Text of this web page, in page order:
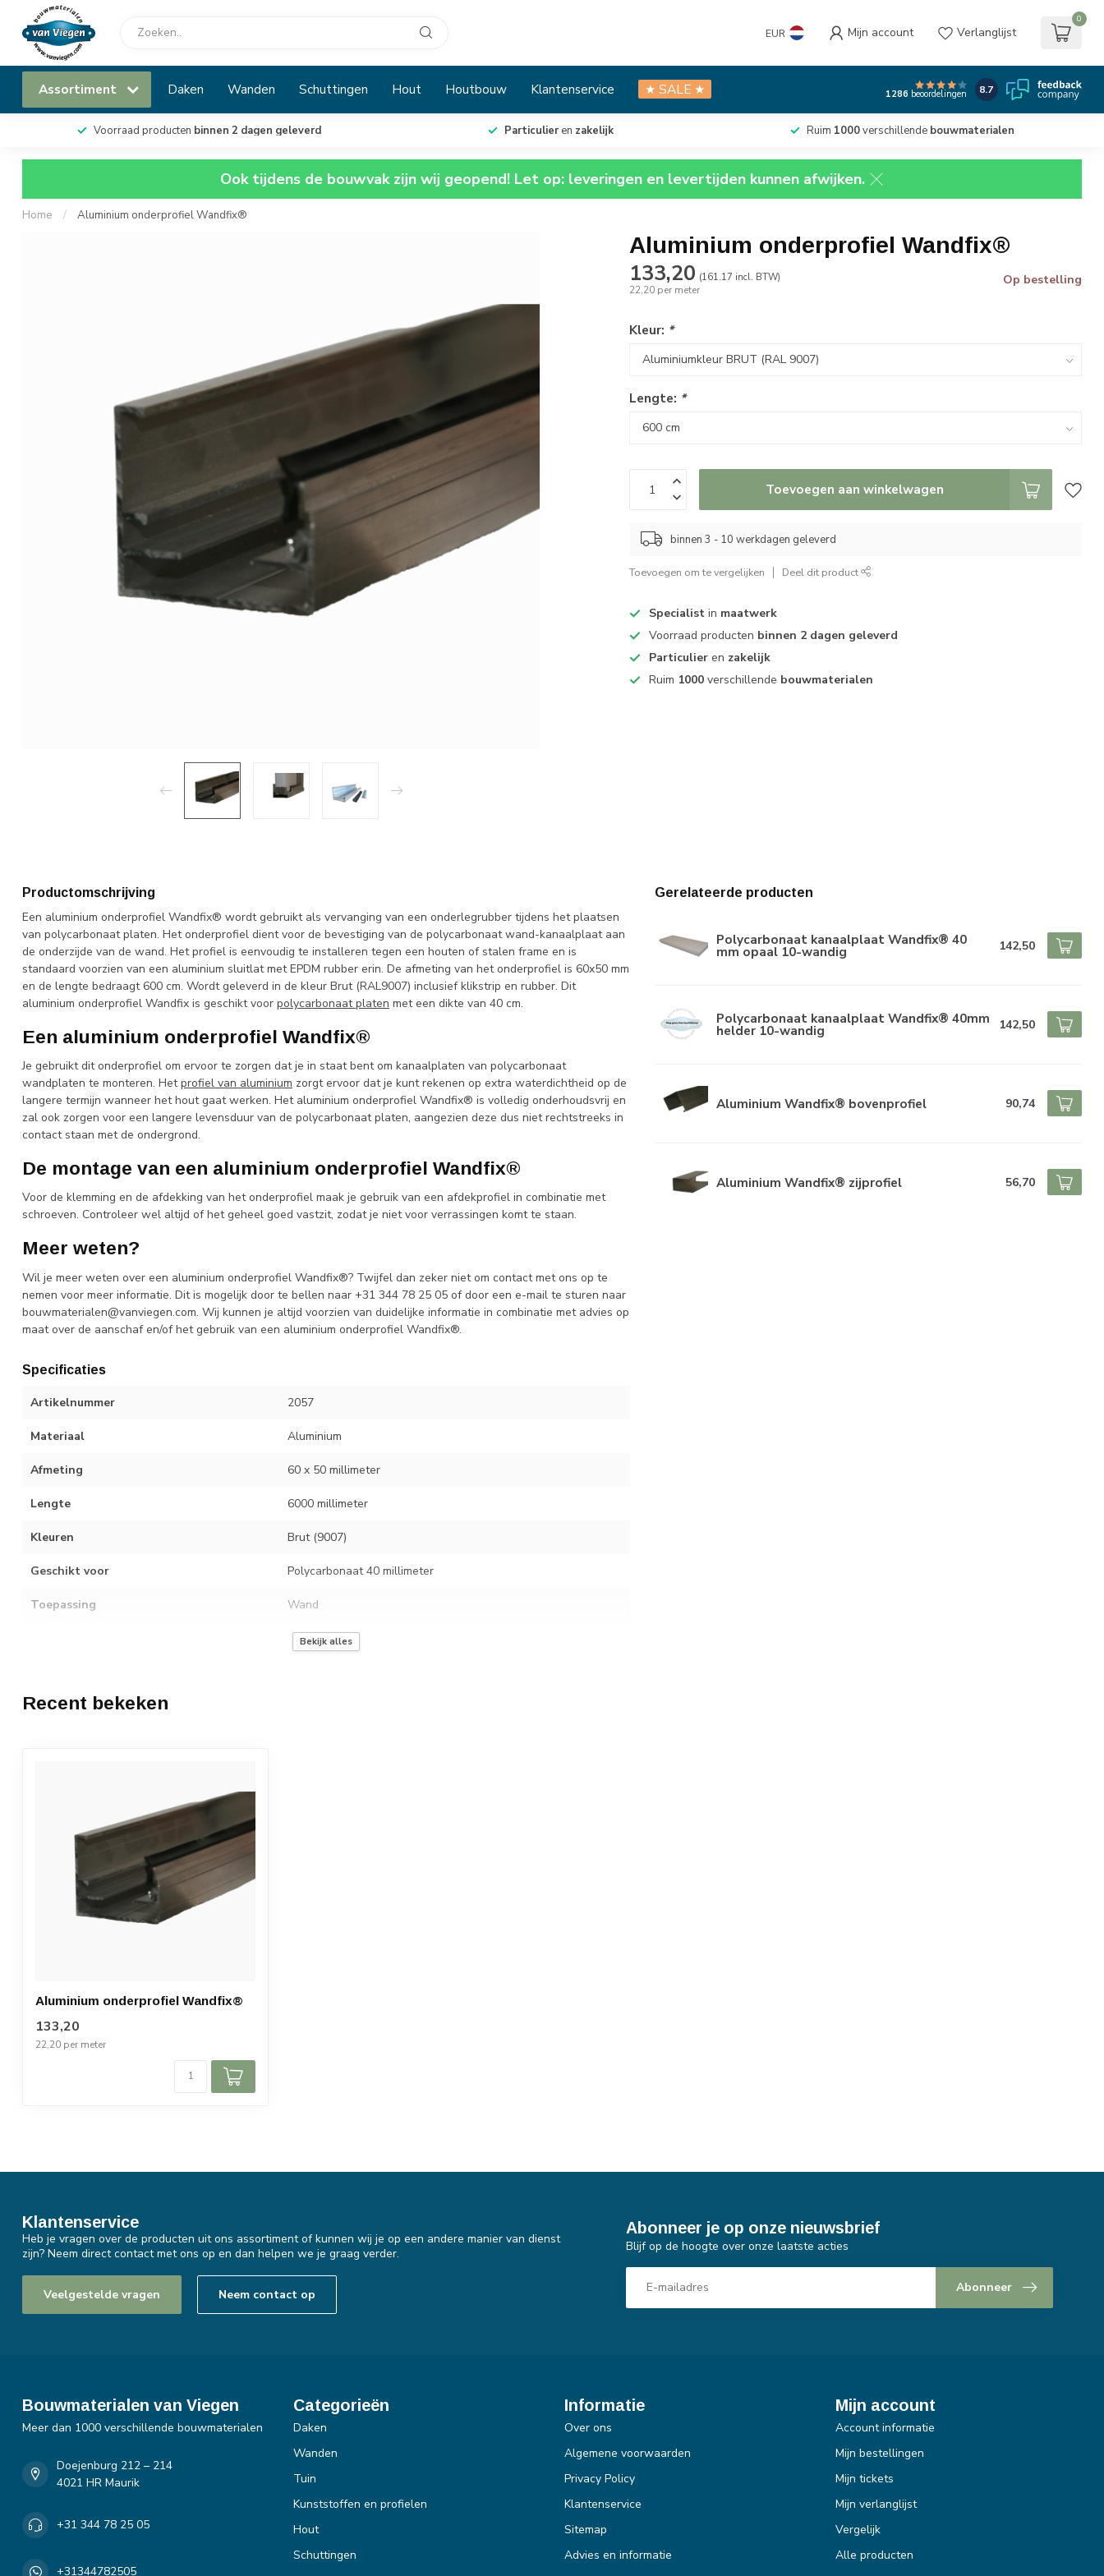
EUR Mijn account Verlanglijst
0
Assortiment Daken Wanden Schuttingen Hout Houtbouw Klantenservice ★ SALE ★ 1286 beoordelingen 8.7
Voorraad producten binnen 2 dagen geleverd Particulieren zakelijk Ruim 1000verschillende bouwmaterialen
Ook tijdens de bouwvak zijn wij geopend! Let op: leveringen en levertijden kunnen afwijken.
Home / Aluminium onderprofiel Wandfix®
Aluminium onderprofiel Wandfix®
133,20 (161.17 incl. BTW)
22,20 per meter
Op bestelling
Kleur: *
Lengte: *
Toevoegen aan winkelwagen
binnen 3 - 10 werkdagen geleverd
Toevoegen om te vergelijken Deel dit product
Specialist in maatwerk
Voorraad producten binnen 2 dagen geleverd
Particulier en zakelijk
Ruim 1000 verschillende bouwmaterialen
Productomschrijving
Een aluminium onderprofiel Wandfix® wordt gebruikt als vervanging van een onderlegrubber tijdens het plaatsen
van polycarbonaat platen. Het onderprofiel dient voor de bevestiging van de polycarbonaat wand-kanaalplaat aan
de onderzijde van de wand. Het profiel is eenvoudig te installeren tegen een houten of stalen frame en is
standaard voorzien van een aluminium sluitlat met EPDM rubber erin. De afmeting van het onderprofiel is 60x50 mm
en de lengte bedraagt 600 cm. Wordt geleverd in de kleur Brut (RAL9007) inclusief klikstrip en rubber. Dit
aluminium onderprofiel Wandfix is geschikt voor polycarbonaat platen met een dikte van 40 cm.
Een aluminium onderprofiel Wandfix®
Je gebruikt dit onderprofiel om ervoor te zorgen dat je in staat bent om kanaalplaten van polycarbonaat
wandplaten te monteren. Hetprofiel van aluminium zorgt ervoor dat je kunt rekenen op extra waterdichtheid op de
langere termijn wanneer het hout gaat werken. Het aluminium onderprofiel Wandfix® is volledig onderhoudsvrij en
zal ook zorgen voor een langere levensduur van de polycarbonaat platen, aangezien deze dus niet rechtstreeks in
contact staan met de ondergrond.
De montage van een aluminium onderprofiel Wandfix®
Voor de klemming en de afdekking van het onderprofiel maak je gebruik van een afdekprofiel in combinatie met
schroeven. Controleer wel altijd of het geheel goed vastzit, zodat je niet voor verrassingen komt te staan.
Meer weten?
Wil je meer weten over een aluminium onderprofiel Wandfix®? Twijfel dan zeker niet om contact met ons op te
nemen voor meer informatie. Dit is mogelijk door te bellen naar +31 344 78 25 05 of door een e-mail te sturen naar
bouwmaterialen@vanviegen.com. Wij kunnen je altijd voorzien van duidelijke informatie in combinatie met advies op
maat over de aanschaf en/of het gebruik van een aluminium onderprofiel Wandfix®.
Specificaties
Artikelnummer 2057
Materiaal Aluminium
Afmeting 60 x 50 millimeter
Lengte 6000 millimeter
Kleuren Brut (9007)
Geschikt voor Polycarbonaat 40 millimeter
Toepassing Wand
EPDM montage rubber
Bekijk alles
Gerelateerde producten
Polycarbonaat kanaalplaat Wandfix® 40
mm opaal 10-wandig 142,50
Polycarbonaat kanaalplaat Wandfix® 40mm
helder 10-wandig 142,50
Aluminium Wandfix® bovenprofiel 90,74
Aluminium Wandfix® zijprofiel 56,70
Recent bekeken
Aluminium onderprofiel Wandfix®
133,20
22,20 per meter
Klantenservice
Heb je vragen over de producten uit ons assortiment of kunnen wij je op een andere manier van dienst
zijn? Neem direct contact met ons op en dan helpen we je graag verder.
Veelgestelde vragen Neem contact op
Abonneer je op onze nieuwsbrief
Blijf op de hoogte over onze laatste acties
Abonneer
Bouwmaterialen van Viegen
Meer dan 1000 verschillende bouwmaterialen
Doejenburg 212 – 214
4021 HR Maurik
+31 344 78 25 05
+31344782505
Categorieën
Daken
Wanden
Tuin
Kunststoffen en profielen
Hout
Schuttingen
Informatie
Over ons
Algemene voorwaarden
Privacy Policy
Klantenservice
Sitemap
Advies en informatie
Mijn account
Account informatie
Mijn bestellingen
Mijn tickets
Mijn verlanglijst
Vergelijk
Alle producten